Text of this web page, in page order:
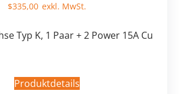
$335,00
Typ K, 1 Paar + 2 Power 15A Cu
Produktdetails